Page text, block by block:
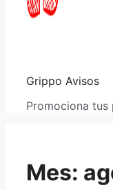
Grippo Avisos
Promociona
Mes: